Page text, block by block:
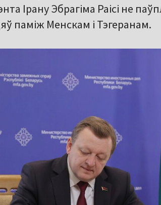
Ірану Эбрагіма Раісі не
паміж Менскам і Тэгеранам.